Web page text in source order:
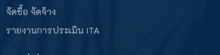
จัดซื้อ จัดจ้าง
รายงานการประเมิน ITA